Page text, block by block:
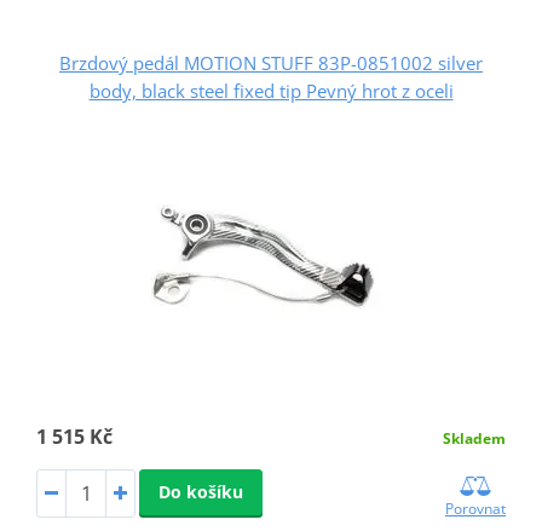
Brzdový pedál MOTION STUFF 83P-0851002 silver
body, black steel fixed tip Pevný hrot z oceli
1 515 Kč Skladem
Do košíku
Porovnat